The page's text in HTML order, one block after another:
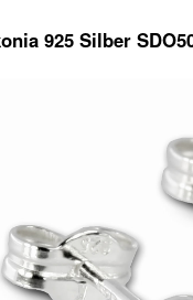
925 Silber